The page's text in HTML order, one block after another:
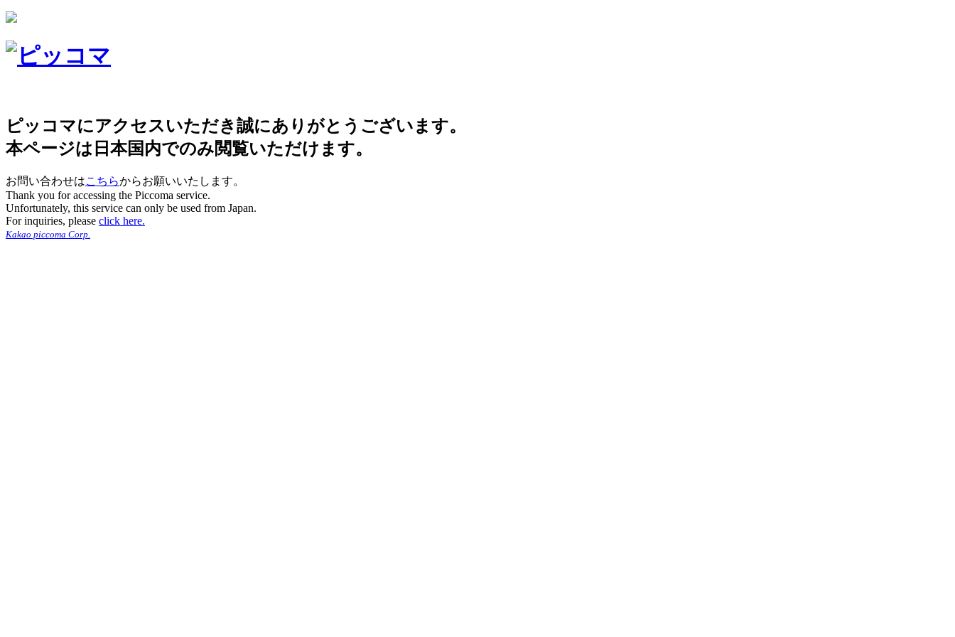
ピッコマにアクセスいただき誠にありがとうございます。
本ページは日本国内でのみ閲覧いただけます。
お問い合わせはこちらからお願いいたします。
Thank you for accessing the Piccoma service.
Unfortunately, this service can only be used from Japan.
For inquiries, please click here.
Kakao piccoma Corp.